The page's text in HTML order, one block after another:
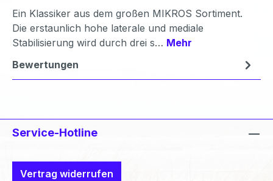
Ein Klassiker aus dem großen MIKROS Sortiment.
Die erstaunlich hohe laterale und mediale
Stabilisierung wird durch drei s… Mehr
Bewertungen
Service-Hotline
Vertrag widerrufen